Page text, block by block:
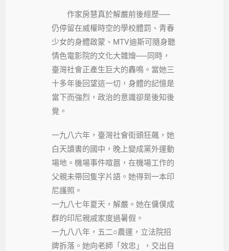
作家房慧真於解嚴前後經歷──
仍停留在威權時空的學校體罰、青春
少女的身體啟蒙、MTV迪斯可隨身聽
情色電影院的文化大雜燴──同時，
臺灣社會正產生巨大的轟鳴。當她三
十多年後回望這一切，身體的記憶是
當下而強烈，政治的意識卻是後知後
覺。
一九八六年，臺灣社會街頭狂飆，她
白天讀書的國中，晚上變成黨外運動
場地。機場事件喧囂，在機場工作的
父親未帶回隻字片語。她得到一本印
尼護照。
一九八七年夏天，解嚴。她在傭僕成
群的印尼親戚家度過暑假。
一九八八年，五二○農運，立法院招
牌拆落。她向老師「效忠」，交出自